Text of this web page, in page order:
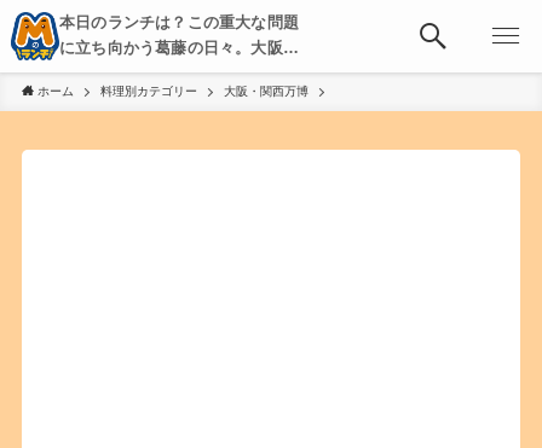
本日のランチは？この重大な問題
に立ち向かう葛藤の日々。大阪・
京都・神戸を中心とした食べ歩
き、飲み歩きを綴る。
ホーム 料理別カテゴリー 大阪・関西万博